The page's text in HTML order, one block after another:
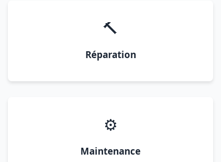
🔨
Réparation
⚙️
Maintenance